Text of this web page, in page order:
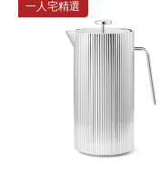
一人宅精選